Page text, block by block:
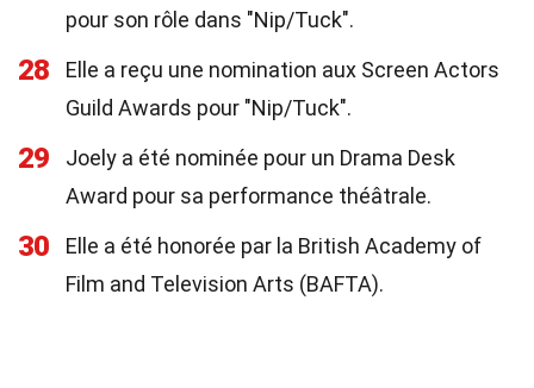
pour son rôle dans "Nip/Tuck".
28
Elle a reçu une nomination aux Screen Actors
Guild Awards pour "Nip/Tuck".
29
Joely a été nominée pour un Drama Desk
Award pour sa performance théâtrale.
30
Elle a été honorée par la British Academy of
Film and Television Arts (BAFTA).